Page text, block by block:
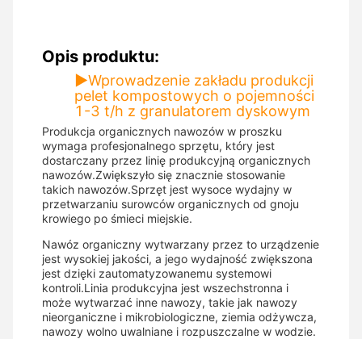
Opis produktu:
▶Wprowadzenie zakładu produkcji
pelet kompostowych o pojemności
1-3 t/h z granulatorem dyskowym
Produkcja organicznych nawozów w proszku
wymaga profesjonalnego sprzętu, który jest
dostarczany przez linię produkcyjną organicznych
nawozów.Zwiększyło się znacznie stosowanie
takich nawozów.Sprzęt jest wysoce wydajny w
przetwarzaniu surowców organicznych od gnoju
krowiego po śmieci miejskie.
Nawóz organiczny wytwarzany przez to urządzenie
jest wysokiej jakości, a jego wydajność zwiększona
jest dzięki zautomatyzowanemu systemowi
kontroli.Linia produkcyjna jest wszechstronna i
może wytwarzać inne nawozy, takie jak nawozy
nieorganiczne i mikrobiologiczne, ziemia odżywcza,
nawozy wolno uwalniane i rozpuszczalne w wodzie.